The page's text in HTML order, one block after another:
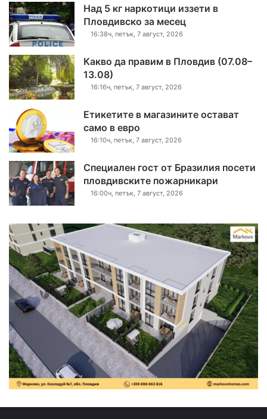
Над 5 кг наркотици иззети в
Пловдивско за месец
16:38ч, петък, 7 август, 2026
Какво да правим в Пловдив (07.08–
13.08)
16:16ч, петък, 7 август, 2026
Етикетите в магазините остават
само в евро
16:10ч, петък, 7 август, 2026
Специален гост от Бразилия посети
пловдивските пожарникари
16:00ч, петък, 7 август, 2026